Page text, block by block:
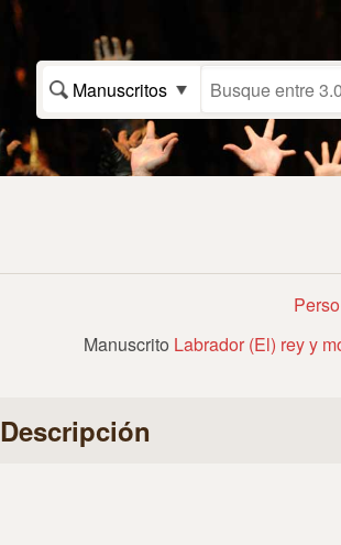
Manuscritos
Manuscrito Labrador (El) rey y
Descripción